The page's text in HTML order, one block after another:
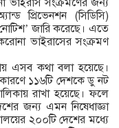
ভাইরাস সংক্রমণের জন্য
প্রিভেনশন (সিডিসি)
জারি করেছে। এতে
ভাইরাসের সংক্রমণ
এসব কথা বলা হয়েছে।
১১৬টি দেশকে ডু নট
রাখা হয়েছে। ফলে
জন্য এমন নিষেধাজ্ঞা
২০০টি দেশের মধ্যে